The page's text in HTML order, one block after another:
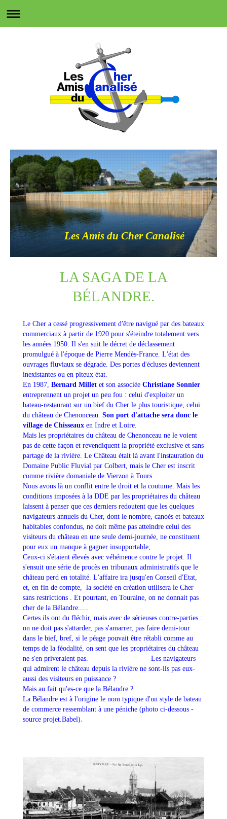
Les Amis du Cher Canalisé
LA SAGA DE LA
BÉLANDRE.
Le Cher a cessé progressivement d'être navigué par des bateaux
commerciaux à partir de 1920 pour s'éteindre totalement vers
les années 1950. Il s'en suit le décret de déclassement
promulgué à l'époque de Pierre Mendès-France. L'état des
ouvrages fluviaux se dégrade. Des portes d'écluses deviennent
inexistantes ou en piteux état.
En 1987, Bernard Millet et son associée Christiane Sonnier
entreprennent un projet un peu fou : celui d'exploiter un
bateau-restaurant sur un bief du Cher le plus touristique, celui
du château de Chenonceau. Son port d'attache sera donc le
village de Chisseaux en Indre et Loire.
Mais les propriétaires du château de Chenonceau ne le voient
pas de cette façon et revendiquent la propriété exclusive et sans
partage de la rivière. Le Château était là avant l'instauration du
Domaine Public Fluvial par Colbert, mais le Cher est inscrit
comme rivière domaniale de Vierzon à Tours.
Nous avons là un conflit entre le droit et la coutume. Mais les
conditions imposées à la DDE par les propriétaires du château
laissent à penser que ces derniers redoutent que les quelques
navigateurs annuels du Cher, dont le nombre, canoés et bateaux
habitables confondus, ne doit même pas atteindre celui des
visiteurs du château en une seule demi-journée, ne constituent
pour eux un manque à gagner insupportable;
Ceux-ci s'étaient élevés avec véhémence contre le projet. Il
s'ensuit une série de procès en tribunaux administratifs que le
château perd en totalité. L'affaire ira jusqu'en Conseil d'Etat,
et, en fin de compte, la société en création utilisera le Cher
sans restrictions . Et pourtant, en Touraine, on ne donnait pas
cher de la Bélandre.....
Certes ils ont du fléchir, mais avec de sérieuses contre-parties :
on ne doit pas s'attarder, pas s'amarrer, pas faire demi-tour
dans le bief, bref, si le péage pouvait être rétabli comme au
temps de la féodalité, on sent que les propriétaires du château
ne s'en priveraient pas. Les navigateurs
qui admirent le château depuis la rivière ne sont-ils pas eux-
aussi des visiteurs en puissance ?
Mais au fait qu'es-ce que la Bélandre ?
La Bélandre est à l'origine le nom typique d'un style de bateau
de commerce ressemblant à une péniche (photo ci-dessous -
source projet.Babel).